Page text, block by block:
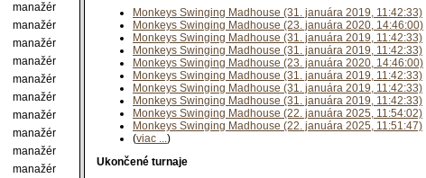
manažér
manažér
manažér
manažér
manažér
manažér
manažér
manažér
manažér
manažér
Monkeys Swinging Madhouse (31. januára 2019, 11:42:33)
Monkeys Swinging Madhouse (23. januára 2020, 14:46:00)
Monkeys Swinging Madhouse (31. januára 2019, 11:42:33)
Monkeys Swinging Madhouse (31. januára 2019, 11:42:33)
Monkeys Swinging Madhouse (23. januára 2020, 14:46:00)
Monkeys Swinging Madhouse (31. januára 2019, 11:42:33)
Monkeys Swinging Madhouse (31. januára 2019, 11:42:33)
Monkeys Swinging Madhouse (31. januára 2019, 11:42:33)
Monkeys Swinging Madhouse (22. januára 2025, 11:54:02)
Monkeys Swinging Madhouse (22. januára 2025, 11:51:47)
(viac ...)
Ukončené turnaje